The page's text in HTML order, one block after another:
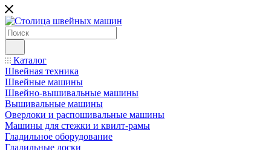
Каталог
Швейная техника
Швейные машины
Швейно-вышивальные машины
Вышивальные машины
Оверлоки и распошивальные машины
Машины для стежки и квилт-рамы
Гладильное оборудование
Гладильные доски